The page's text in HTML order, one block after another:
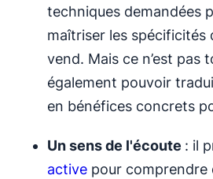
techniques demandées
maîtriser les spécificités
vend. Mais ce n’est pas
également pouvoir
en bénéfices concrets
Un sens de l'écoute : il
active pour comprendre